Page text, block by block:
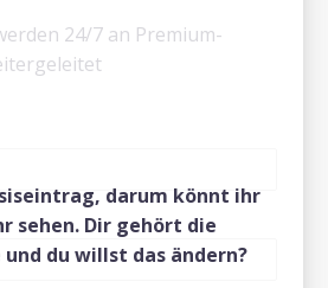
darum könnt ihr
sehen. Dir gehört die
und du willst das ändern?
24/7 an Premium-